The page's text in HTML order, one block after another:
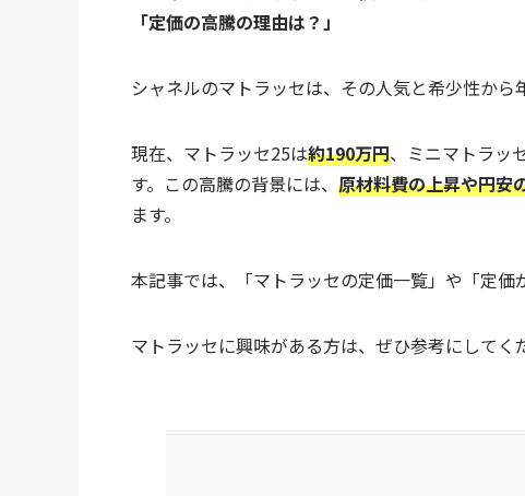
「定価の高騰の理由は？」
シャネルのマトラッセは、その人気と希少性から
現在、マトラッセ25は約190万円、ミニマトラッ
す。この高騰の背景には、 原材料費の上昇や円安
ます。
本記事では、「マトラッセの定価一覧」や「定価
マトラッセに興味がある方は、ぜひ参考にしてく